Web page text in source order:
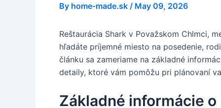
By home-made.sk / May 09, 2026
Reštaurácia Shark v Považskom Chlmci,
hľadáte príjemné miesto na posedenie,
článku sa zameriame na základné
detaily, ktoré vám pomôžu pri plánovaní
Základné informácie o